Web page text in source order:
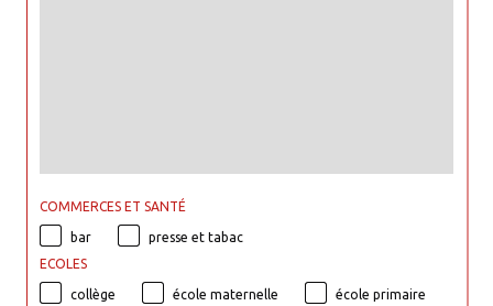
COMMERCES ET SANTÉ
bar
presse et tabac
ECOLES
collège école maternelle école primaire